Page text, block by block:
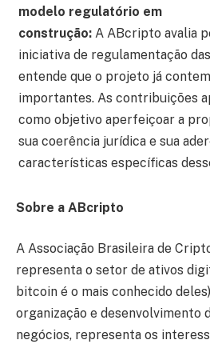
modelo regulatório em
construção: A ABcripto avalia
iniciativa de regulamentação
entende que o projeto já
importantes. As contribuições
como objetivo aperfeiçoar a
sua coerência jurídica e sua
características específicas
Sobre a ABcripto
A Associação Brasileira de
representa o setor de ativos
bitcoin é o mais conhecido
organização e desenvolvimento
negócios, representa os